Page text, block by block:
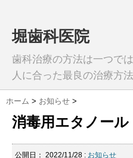
堀歯科医院
歯科治療の方法は一つで
人に合った最良の治療方
ホーム > お知らせ >
消毒用エタノール
公開日： 2022/11/28 : お知らせ